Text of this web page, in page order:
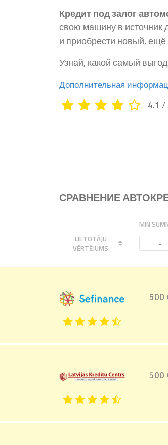
Кредит под залог
свою машину в источник
и приобрести новый,
Узнай, какой самый
Дополнительная
4.1 /
СРАВНЕНИЕ
LIETOTĀJU
VĒRTĒJUMS
MIN
-
500
500